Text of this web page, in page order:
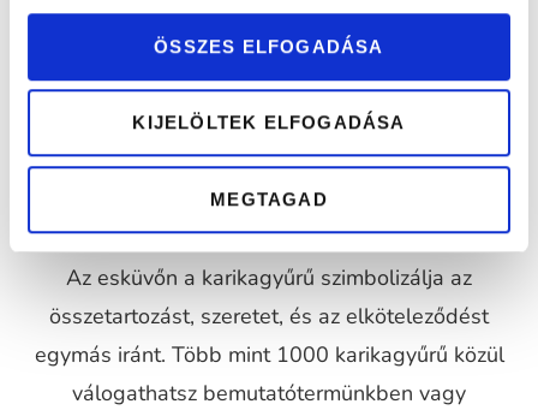
ÖSSZES ELFOGADÁSA
KIJELÖLTEK ELFOGADÁSA
MEGTAGAD
Az esküvőn a karikagyűrű szimbolizálja az
összetartozást, szeretet, és az elköteleződést
egymás iránt. Több mint 1000 karikagyűrű közül
válogathatsz bemutatótermünkben vagy